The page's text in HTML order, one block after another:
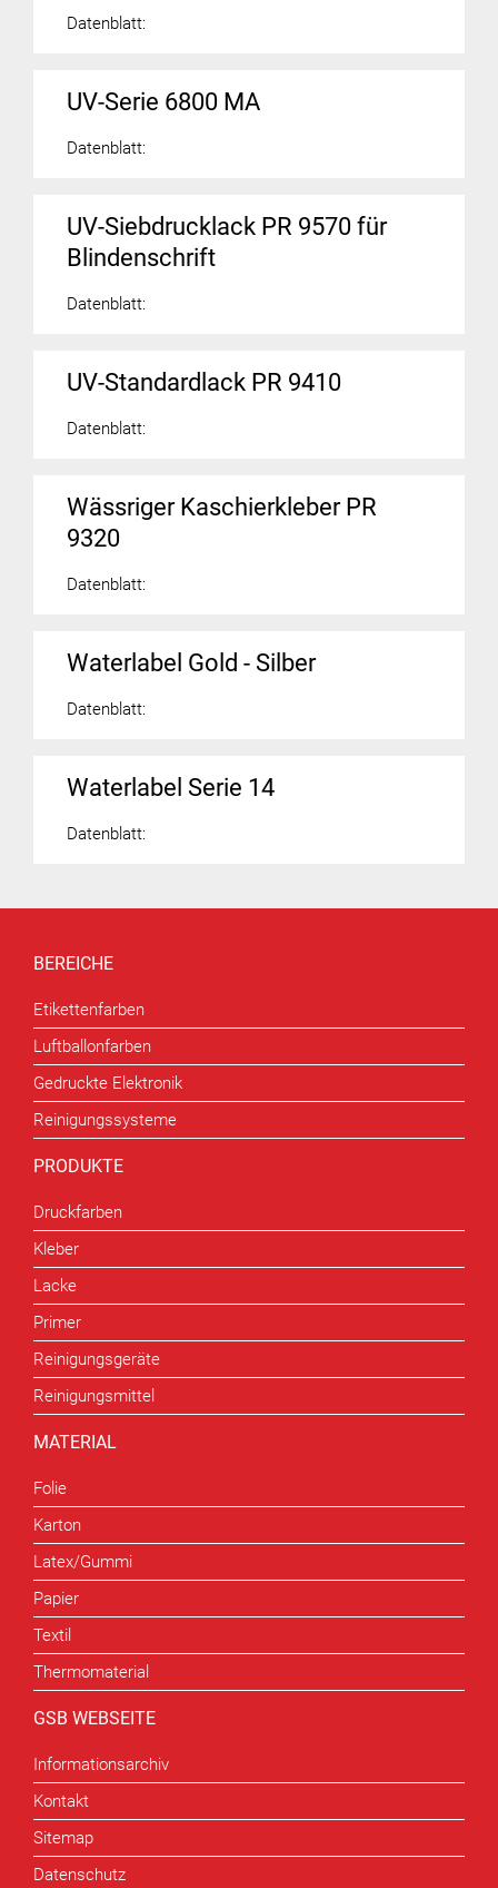
Datenblatt:
UV-Serie 6800 MA
Datenblatt:
UV-Siebdrucklack PR 9570 für
Blindenschrift
Datenblatt:
UV-Standardlack PR 9410
Datenblatt:
Wässriger Kaschierkleber PR
9320
Datenblatt:
Waterlabel Gold - Silber
Datenblatt:
Waterlabel Serie 14
Datenblatt:
BEREICHE
Etikettenfarben
Luftballonfarben
Gedruckte Elektronik
Reinigungssysteme
PRODUKTE
Druckfarben
Kleber
Lacke
Primer
Reinigungsgeräte
Reinigungsmittel
MATERIAL
Folie
Karton
Latex/Gummi
Papier
Textil
Thermomaterial
GSB WEBSEITE
Informationsarchiv
Kontakt
Sitemap
Datenschutz